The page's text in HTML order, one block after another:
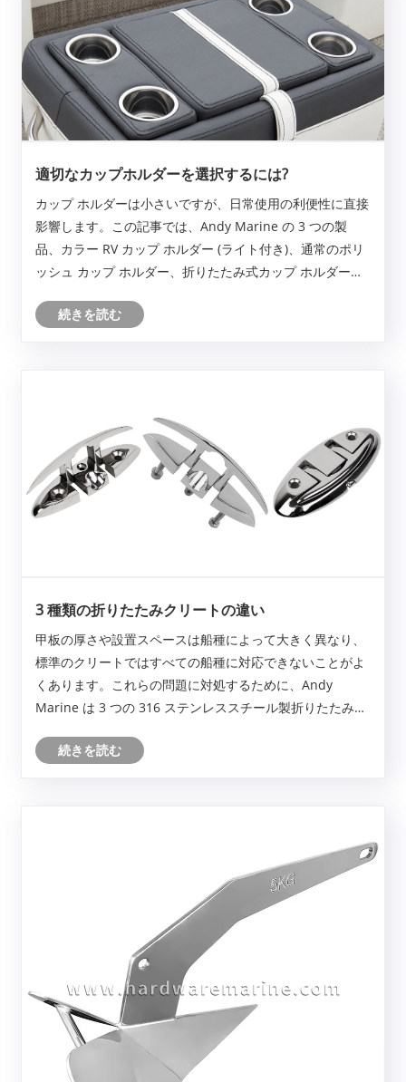
す。
適切なカップホルダーを選択するには?
カップ ホルダーは小さいですが、日常使用の利便性に直接
影響します。この記事では、Andy Marine の 3 つの製
品、カラー RV カップ ホルダー (ライト付き)、通常のポリ
ッシュ カップ ホルダー、折りたたみ式カップ ホルダーを
シナリオを明確にするのに役立ちます。
続きを読む
3 種類の折りたたみクリートの違い
甲板の厚さや設置スペースは船種によって大きく異なり、
標準のクリートではすべての船種に対応できないことがよ
くあります。これらの問題に対処するために、Andy
Marine は 3 つの 316 ステンレススチール製折りたたみ式
マリングレードのステンレス鋼で作られています。表面は
は、実際の利用シーンに合わせて3モデルの特徴や選び方
続きを読む